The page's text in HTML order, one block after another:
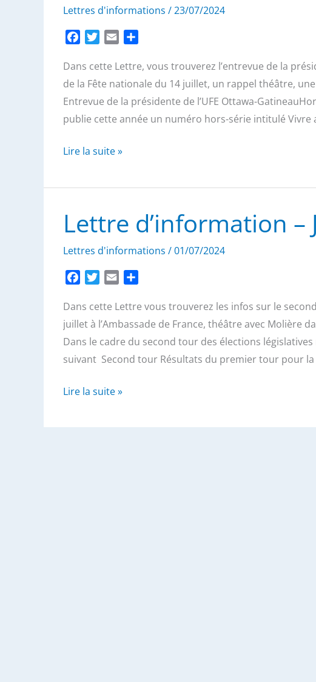
Lettres d'informations /23/07/2024
c
e
o
i
t
r
a
i
r
t
e
Dans cette Lettre, vous trouverez l’entrevue de la
de la Fête nationale du 14 juillet, un rappel théâtre,
Entrevue de la présidente de l’UFE Ottawa-
publie cette année un numéro hors-série intitulé Vivre
Lettre
-
2024
Seconde
édition
Lire la suite »
Lettre d’information –
Lettres d'informations /01/07/2024
c
e
o
o
i
t
e
r
a
i
r
t
g
e
Dans cette Lettre vous trouverez les infos sur le
juillet à l’Ambassade de France, théâtre avec Molière
Dans le cadre du second tour des élections
suivant Second tour Résultats du premier tour pour
Lettre
Lire la suite »